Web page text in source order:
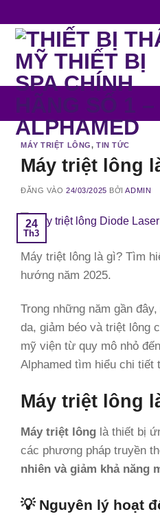
qua
dung
MÁY TRIỆT LÔNG, TIN TỨC
Máy triệt lông
ĐĂNG VÀO24/03/2025 BỞIADMIN
24
Th3
Máy triệt lông là gì? Tìm
hướng năm 2025.
Trong những năm gần
da, giảm béo và triệt lông
mỹ viện từ quy mô nhỏ
Alphamed tìm hiểu chi tiết
Máy triệt lông
Máy triệt lông là thiết bị
các phương pháp truyền
nhiên và giảm khả năng
💡 Nguyên lý hoạt